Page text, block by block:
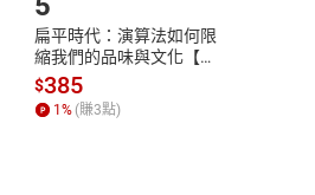
扁平時代：演算法如何限
縮我們的品味與文化【電
子書】
$385
1% (賺3點)